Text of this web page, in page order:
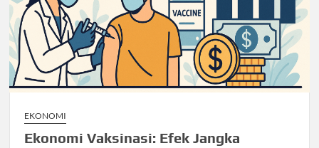
EKONOMI
Ekonomi Vaksinasi: Efek Jangka